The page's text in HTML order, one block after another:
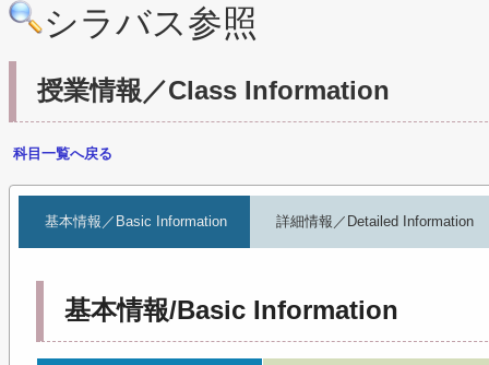
シラバス参照
授業情報／Class Information
科目一覧へ戻る
基本情報／Basic Information 詳細情報／Detailed Information
基本情報/Basic Information